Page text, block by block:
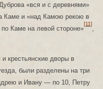
«вся и с деревнями»
Каме и «над Камою рекою в
Каме на левой стороне»
[11]
,
крестьянские дворы в
были разделены на три
и Ивану — по 10, Петру